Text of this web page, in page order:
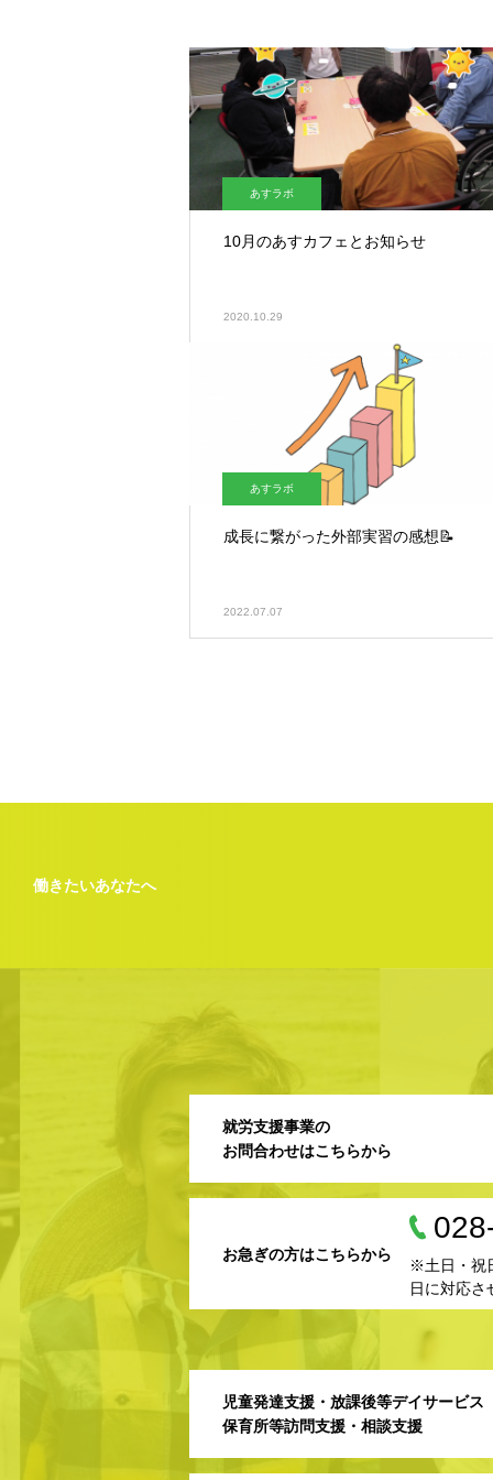
あすラボ
10月のあすカフェとお知らせ
2020.10.29
あすラボ
成長に繋がった外部実習の感想📝
2022.07.07
働きたいあなたへ
就労支援事業の
お問合わせはこちらから
お急ぎの方はこちらから
※土日・祝
日に対応さ
児童発達支援・放課後等デイサービス
保育所等訪問支援・相談支援